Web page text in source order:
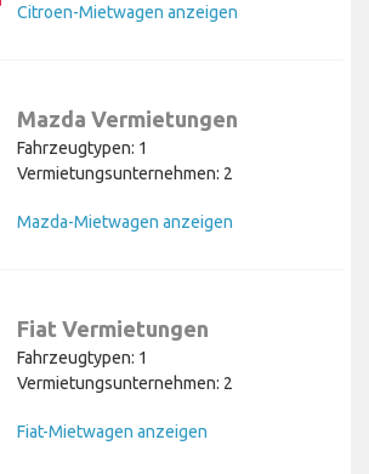
Citroen-Mietwagen anzeigen
Mazda Vermietungen
Fahrzeugtypen: 1
Vermietungsunternehmen: 2
Mazda-Mietwagen anzeigen
Fiat Vermietungen
Fahrzeugtypen: 1
Vermietungsunternehmen: 2
Fiat-Mietwagen anzeigen